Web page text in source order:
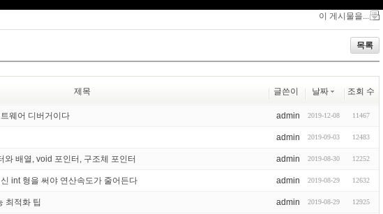
이 게시물을...
목록
제목 글쓴이 날짜 조회 수
웨어 디버거이다 admin 2019-12-08 11467
admin 2019-09-03 12483
배열, void 포인터, 구조체 포인터 admin 2019-08-30 12252
int 형을 써야 연산속도가 줄어든다 admin 2019-08-29 12632
최적화 팁 admin 2019-08-29 12925